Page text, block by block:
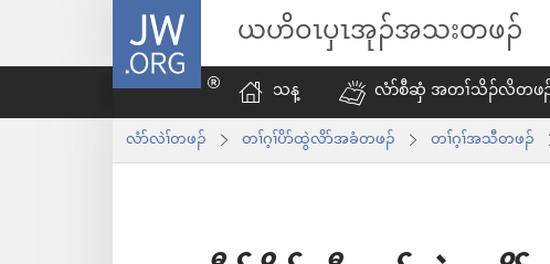
JW.ORG ယဟိဝၤပှၤအုၣ်အသးတဖၣ်
သန့ လံာ်စီဆှံ အတၢ်သိၣ်လိတဖ
လံာ်လဲၢ်တဖၣ် တၢ်ဂ့ၢ်ပိာ်ထွဲလိာ်အခံတဖၣ် တၢ်ဂ့ၢ်အသီတဖၣ်